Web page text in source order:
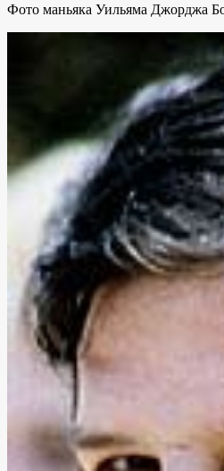
Фото маньяка Уильяма Джорджа